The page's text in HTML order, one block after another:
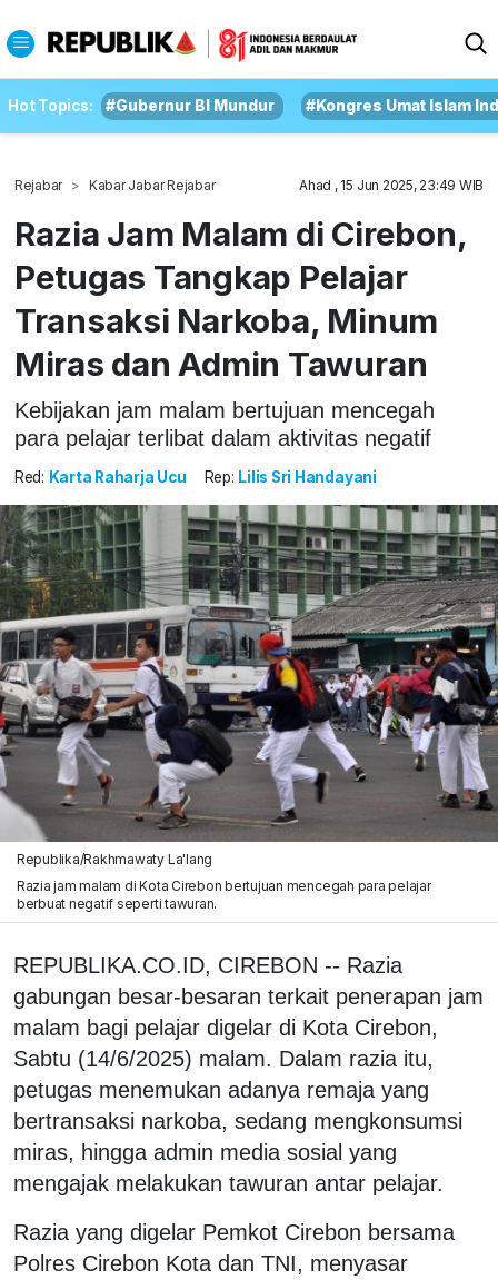
Hot Topics: #Gubernur BI Mundur #Kongres Umat Islam
Rejabar Kabar Jabar Rejabar Ahad , 15 Jun 2025, 23:49 WIB
Razia Jam Malam di Cirebon,
Petugas Tangkap Pelajar
Transaksi Narkoba, Minum
Miras dan Admin Tawuran
Kebijakan jam malam bertujuan mencegah
para pelajar terlibat dalam aktivitas negatif
Red: Karta Raharja Ucu Rep: Lilis Sri Handayani
Republika/Rakhmawaty La'lang
Razia jam malam di Kota Cirebon bertujuan mencegah para pelajar
berbuat negatif seperti tawuran.
REPUBLIKA.CO.ID, CIREBON -- Razia
gabungan besar-besaran terkait penerapan jam
malam bagi pelajar digelar di Kota Cirebon,
Sabtu (14/6/2025) malam. Dalam razia itu,
petugas menemukan adanya remaja yang
bertransaksi narkoba, sedang mengkonsumsi
miras, hingga admin media sosial yang
mengajak melakukan tawuran antar pelajar.
Razia yang digelar Pemkot Cirebon bersama
Polres Cirebon Kota dan TNI, menyasar